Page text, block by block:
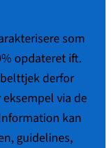
som
opdateret ift.
derfor
via de
kan
guidelines,